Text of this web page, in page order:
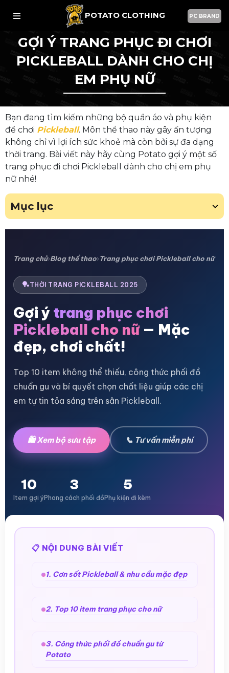
POTATO CLOTHING PC BRAND
GỢI Ý TRANG PHỤC ĐI CHƠI
PICKLEBALL DÀNH CHO CHỊ
EM PHỤ NỮ
Bạn đang tìm kiếm những bộ quần áo và phụ kiện
để chơi Pickleball. Môn thể thao này gây ấn tượng
không chỉ vì lợi ích sức khoẻ mà còn bởi sự đa dạng
thời trang. Bài viết này hãy cùng Potato gợi ý một số
trang phục đi chơi Pickleball dành cho chị em phụ
nữ nhé!
Mục lục
Trang chủ›Blog thể thao› Trang phục chơi Pickleball cho nữ
THỜI TRANG PICKLEBALL 2025
Gợi ý trang phục chơi
Pickleball cho nữ — Mặc
đẹp, chơi chất!
Top 10 item không thể thiếu, công thức phối đồ
chuẩn gu và bí quyết chọn chất liệu giúp các chị
em tự tin tỏa sáng trên sân Pickleball.
🛍️ Xem bộ sưu tập 📞 Tư vấn miễn phí
10
Item gợi ý
3
Phong cách phối đồ
5
Phụ kiện đi kèm
📋 NỘI DUNG BÀI VIẾT
1. Cơn sốt Pickleball & nhu cầu mặc đẹp
2. Top 10 item trang phục cho nữ
3. Công thức phối đồ chuẩn gu từ
Potato